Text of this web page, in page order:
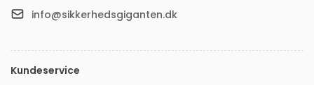
info@sikkerhedsgiganten.dk
Kundeservice